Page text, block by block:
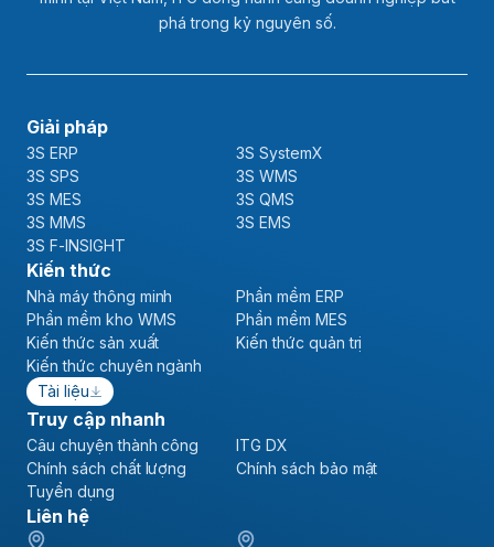
phá trong kỷ nguyên số.
Giải pháp
3S ERP
3S SystemX
3S SPS
3S WMS
3S MES
3S QMS
3S MMS
3S EMS
3S F-INSIGHT
Kiến thức
Nhà máy thông minh
Phần mềm ERP
Phần mềm kho WMS
Phần mềm MES
Kiến thức sản xuất
Kiến thức quản trị
Kiến thức chuyên ngành
Tài liệu
Truy cập nhanh
Câu chuyện thành công
ITG DX
Chính sách chất lượng
Chính sách bảo mật
Tuyển dụng
Liên hệ